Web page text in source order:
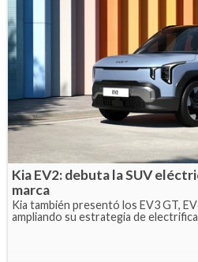
Kia EV2: debuta la SUV
marca
Kia también presentó los EV3 GT,
ampliando su estrategia de